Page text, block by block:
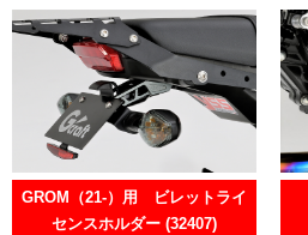
GROM（21-）用 ビレットライ
センスホルダー (32407)